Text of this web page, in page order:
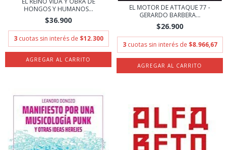
HONGOS Y HUMANOS...
$36.900
3 cuotas sin interés de $12.300
EL MOTOR DE ATTAQUE 77 -
GERARDO BARBERA...
$26.900
3 cuotas sin interés de $8.966,67